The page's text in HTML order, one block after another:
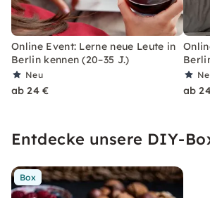
Online Event: Lerne neue Leute in
Berlin kennen (20–35 J.)
Neu
ab 24 € ab
Entdecke unsere DIY-
Box